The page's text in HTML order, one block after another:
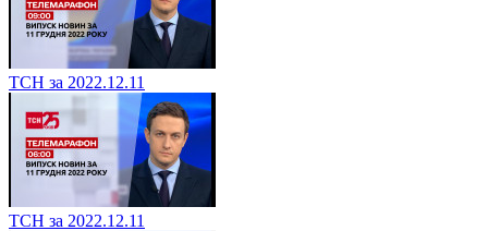
ТСН за 2022.12.11
ТСН за 2022.12.11